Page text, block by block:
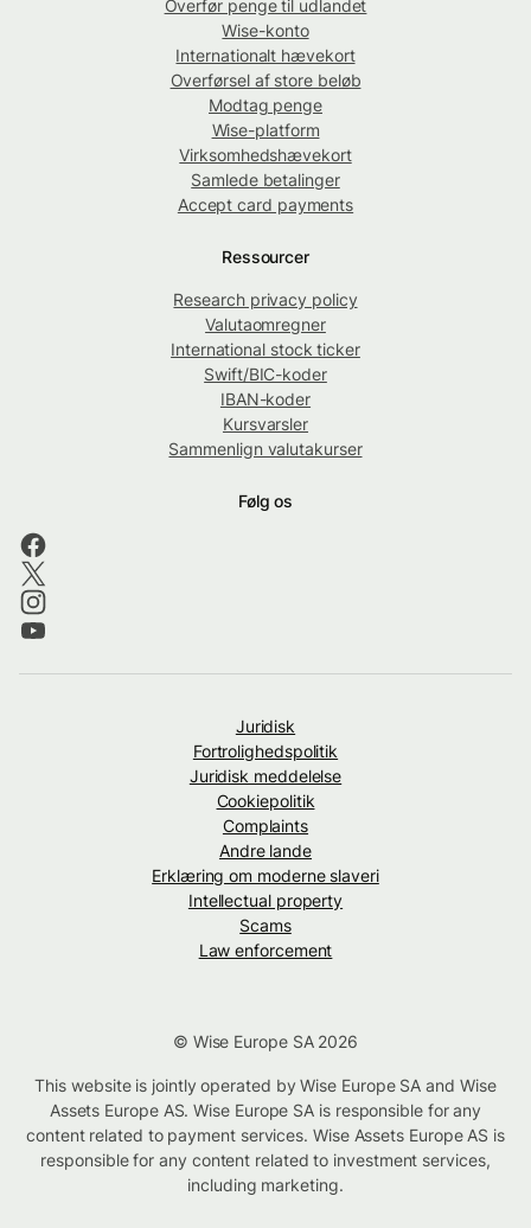
Overfør penge til udlandet
Wise-konto
Internationalt hævekort
Overførsel af store beløb
Modtag penge
Wise-platform
Virksomhedshævekort
Samlede betalinger
Accept card payments
Ressourcer
Research privacy policy
Valutaomregner
International stock ticker
Swift/BIC-koder
IBAN-koder
Kursvarsler
Sammenlign valutakurser
Følg os
Juridisk
Fortrolighedspolitik
Juridisk meddelelse
Cookiepolitik
Complaints
Andre lande
Erklæring om moderne slaveri
Intellectual property
Scams
Law enforcement
© Wise Europe SA 2026
This website is jointly operated by Wise Europe SA and Wise
Assets Europe AS. Wise Europe SA is responsible for any
content related to payment services. Wise Assets Europe AS is
responsible for any content related to investment services,
including marketing.